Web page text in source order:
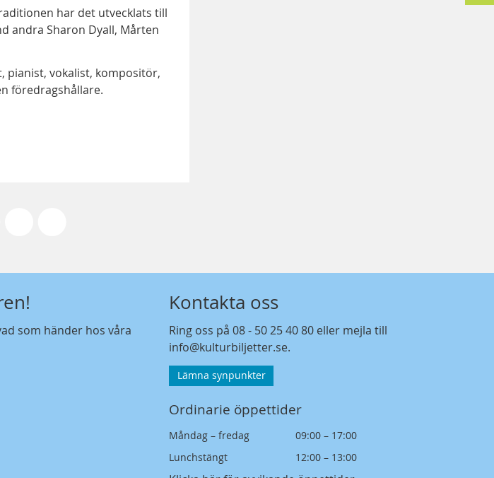
har det utvecklats till
andra Sharon Dyall, Mårten
pianist, vokalist, kompositör,
föredragshållare.
som händer hos våra
Kontakta oss
Ring oss på08 - 50 25 40 80 eller mejla till
info@kulturbiljetter.se.
Lämna synpunkter
Ordinarie öppettider
Måndag – fredag
09:00 – 17:00
Lunchstängt
12:00 – 13:00